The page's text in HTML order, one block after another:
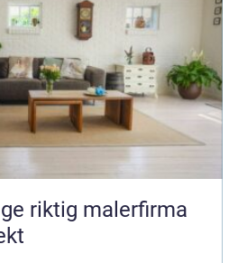
riktig malerfirma